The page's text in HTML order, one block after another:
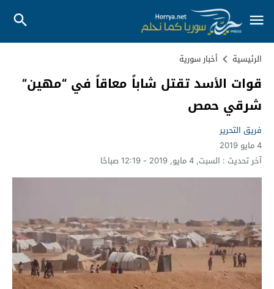
الرئيسية أخبار سورية
قوات الأسد تقتل شاباً معاقاً في “مهين”
شرقي حمص
فريق التحرير
4 مايو 2019
آخر تحديث : السبت, 4 مايو, 2019 - 12:19 صباحًا